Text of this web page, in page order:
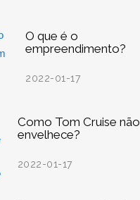
O que é o
empreendimento?
2022-01-17
Como Tom Cruise não
envelhece?
2022-01-17